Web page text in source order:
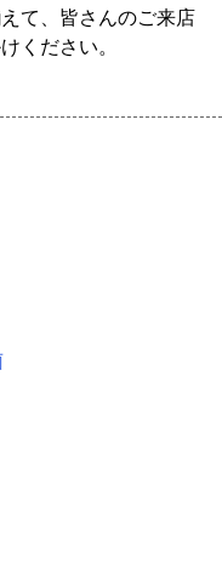
て、皆さんのご来店
ください。